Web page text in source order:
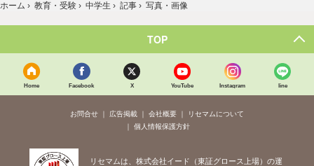
ホーム › 教育・受験 › 中学生 › 記事 › 写真・画像
TOP
Home Facebook X YouTube Instagram line
お問合せ 広告掲載 会社概要
リセマムについて
個人情報保護方針
リセマムは、株式会社イード（東証グロース上場）の運